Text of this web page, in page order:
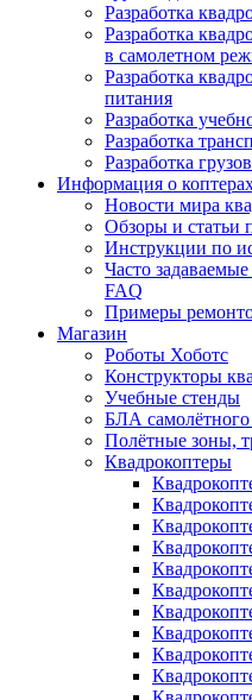
Разработка
Разработка
в самолетном
Разработка
питания
Разработка
Разработка
Разработка
Информация о
Новости мира
Обзоры и статьи
Инструкции по
Часто
FAQ
Примеры
Магазин
Роботы Хоботс
Конструкторы
Учебные стенды
БЛА самолётного
Полётные зоны,
Квадрокоптеры